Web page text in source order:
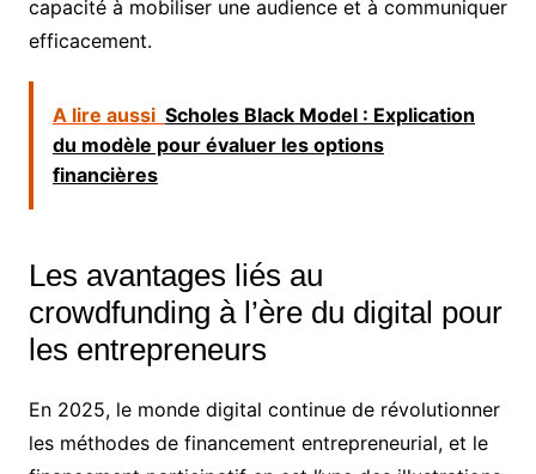
capacité à mobiliser une audience et à communiquer
efficacement.
A lire aussi Scholes Black Model : Explication
du modèle pour évaluer les options
financières
Les avantages liés au
crowdfunding à l’ère du digital pour
les entrepreneurs
En 2025, le monde digital continue de révolutionner
les méthodes de financement entrepreneurial, et le